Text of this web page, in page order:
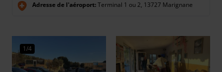
Adresse de l'aéroport:Terminal 1 ou 2, 13727 Marignane
1/4